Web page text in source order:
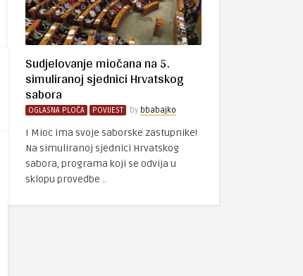
Sudjelovanje miočana na 5.
simuliranoj sjednici Hrvatskog
sabora
OGLASNA PLOČA POVIJEST by bbabajko
I Mioc ima svoje saborske zastupnike!
Na simuliranoj sjednici Hrvatskog
sabora, programa koji se odvija u
sklopu provedbe ..